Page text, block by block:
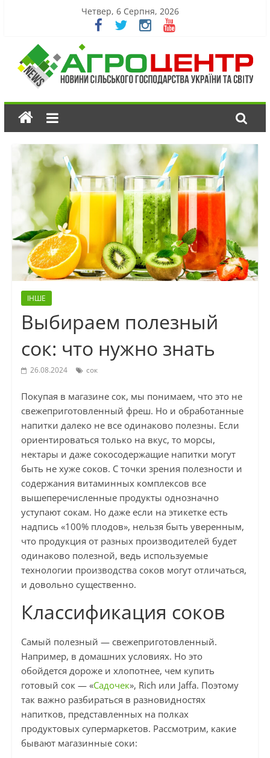
Четвер, 6 Серпня, 2026
ІНШЕ
Выбираем полезный
сок: что нужно знать
26.08.2024 сок
Покупая в магазине сок, мы понимаем, что это не
свежеприготовленный фреш. Но и обработанные
напитки далеко не все одинаково полезны. Если
ориентироваться только на вкус, то морсы,
нектары и даже сокосодержащие напитки могут
быть не хуже соков. С точки зрения полезности и
содержания витаминных комплексов все
вышеперечисленные продукты однозначно
уступают сокам. Но даже если на этикетке есть
надпись «100% плодов», нельзя быть уверенным,
что продукция от разных производителей будет
одинаково полезной, ведь используемые
технологии производства соков могут отличаться,
и довольно существенно.
Классификация соков
Самый полезный — свежеприготовленный.
Например, в домашних условиях. Но это
обойдется дороже и хлопотнее, чем купить
готовый сок — «Садочек», Rich или Jaffa. Поэтому
так важно разбираться в разновидностях
напитков, представленных на полках
продуктовых супермаркетов. Рассмотрим, какие
бывают магазинные соки: